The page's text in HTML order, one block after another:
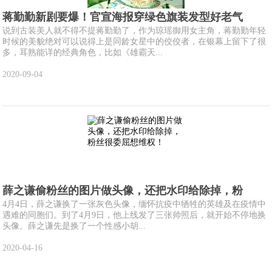
蒋勤勤新剧要爆！官宣海报穿绿色旗装发型好老气
说到古装美人就不得不提蒋勤勤了，作为琼瑶御用女主角，蒋勤勤年轻
时候的美貌绝对可以说得上是同龄女星中的佼佼者，在银幕上留下了很
多，耳熟能详的经典角色，比如《雄霸天...
2020-09-04
薛之谦偷粉丝的图片做头像，还把水印给除掉，粉
4月4日，薛之谦换了一张灰色头像，缅怀抗疫中牺牲的英雄及在疫情中
遇难的同胞们。到了4月9日，他上线发了三张帅照后，就开始不停地换
头像。薛之谦先是换了一个性感小胡...
2020-04-16